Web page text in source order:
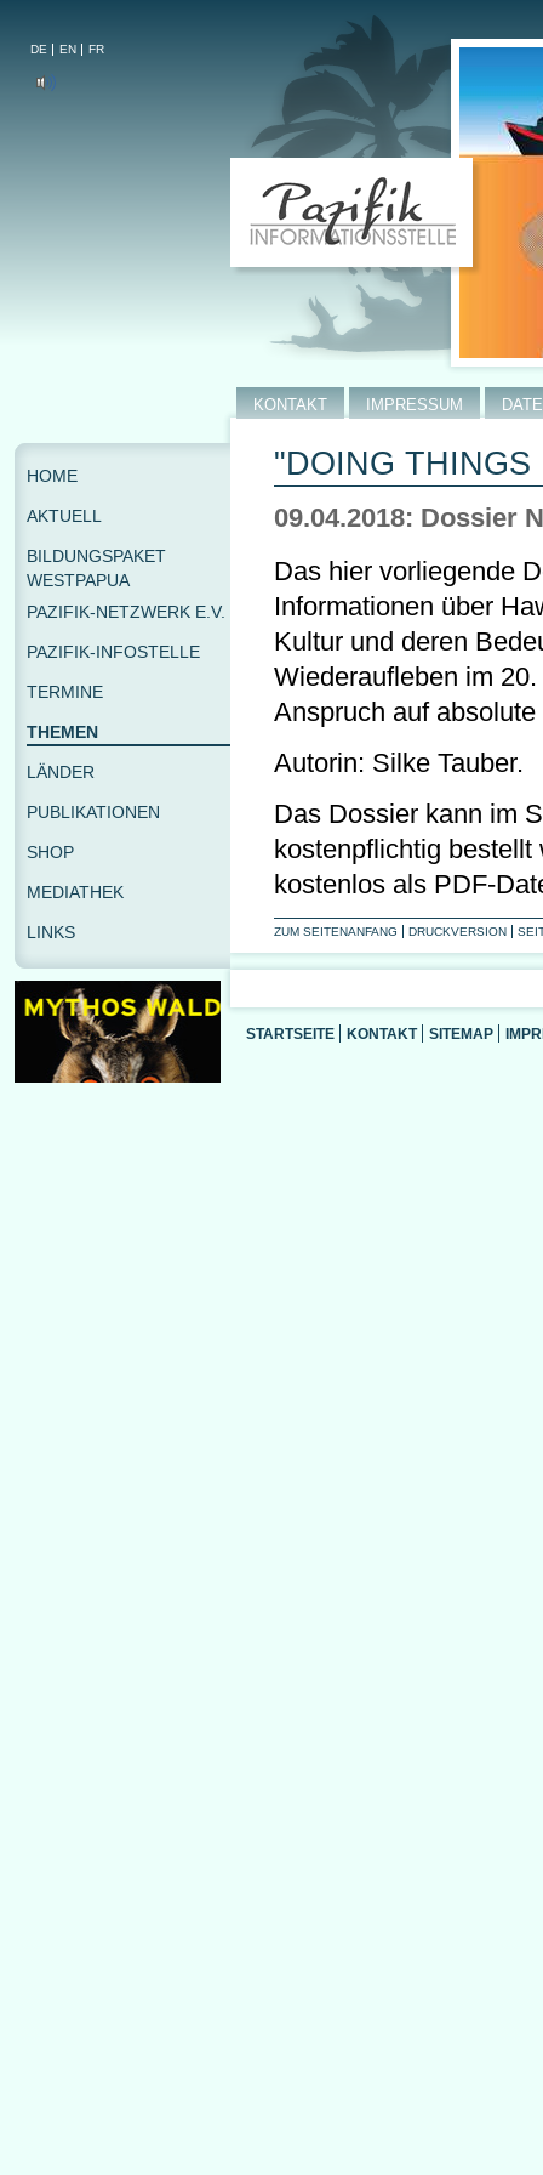
DE EN FR
"DOING THINGS
09.04.2018: Dossier
Das hier vorliegende
Informationen über
Kultur und deren
Wiederaufleben im
Anspruch auf
Autorin: Silke Tauber.
Das Dossier kann im
kostenpflichtig bestellt
kostenlos als PDF-
ZUM SEITENANFANG DRUCKVERSION
STARTSEITE KONTAKT SITEMAP
KONTAKT IMPRESSUM
HOME
AKTUELL
BILDUNGSPAKET
WESTPAPUA
PAZIFIK-NETZWERK E.V.
PAZIFIK-INFOSTELLE
TERMINE
THEMEN
LÄNDER
PUBLIKATIONEN
SHOP
MEDIATHEK
LINKS